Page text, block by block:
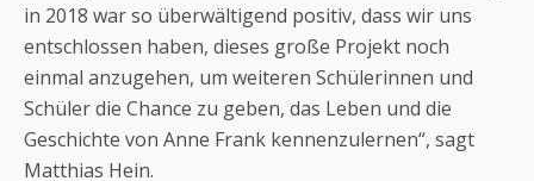
in 2018 war so überwältigend positiv, dass wir uns
entschlossen haben, dieses große Projekt noch
einmal anzugehen, um weiteren Schülerinnen und
Schüler die Chance zu geben, das Leben und die
Geschichte von Anne Frank kennenzulernen“, sagt
Matthias Hein.